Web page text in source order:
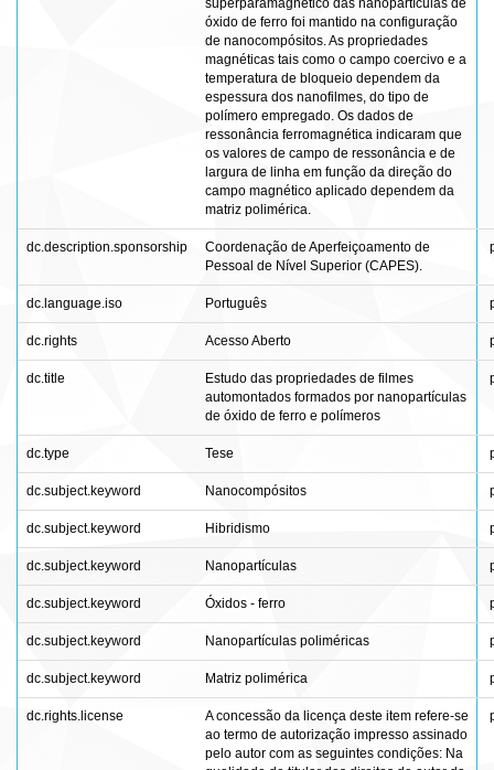
superparamagnético das nanopartículas de
óxido de ferro foi mantido na configuração
de nanocompósitos. As propriedades
magnéticas tais como o campo coercivo e a
temperatura de bloqueio dependem da
espessura dos nanofilmes, do tipo de
polímero empregado. Os dados de
ressonância ferromagnética indicaram que
os valores de campo de ressonância e de
largura de linha em função da direção do
campo magnético aplicado dependem da
matriz polimérica.
dc.description.sponsorship
Coordenação de Aperfeiçoamento de
Pessoal de Nível Superior (CAPES).
dc.language.iso Português
dc.rights Acesso Aberto
dc.title
Estudo das propriedades de filmes
automontados formados por nanopartículas
de óxido de ferro e polímeros
dc.type Tese
dc.subject.keyword Nanocompósitos
dc.subject.keyword Hibridismo
dc.subject.keyword Nanopartículas
dc.subject.keyword Óxidos - ferro
dc.subject.keyword Nanopartículas poliméricas
dc.subject.keyword Matriz polimérica
dc.rights.license
A concessão da licença deste item refere-se
ao termo de autorização impresso assinado
pelo autor com as seguintes condições: Na